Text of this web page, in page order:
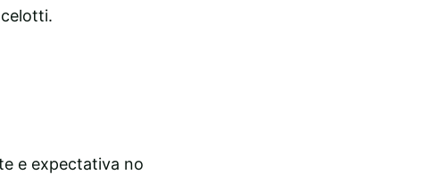
e expectativa no